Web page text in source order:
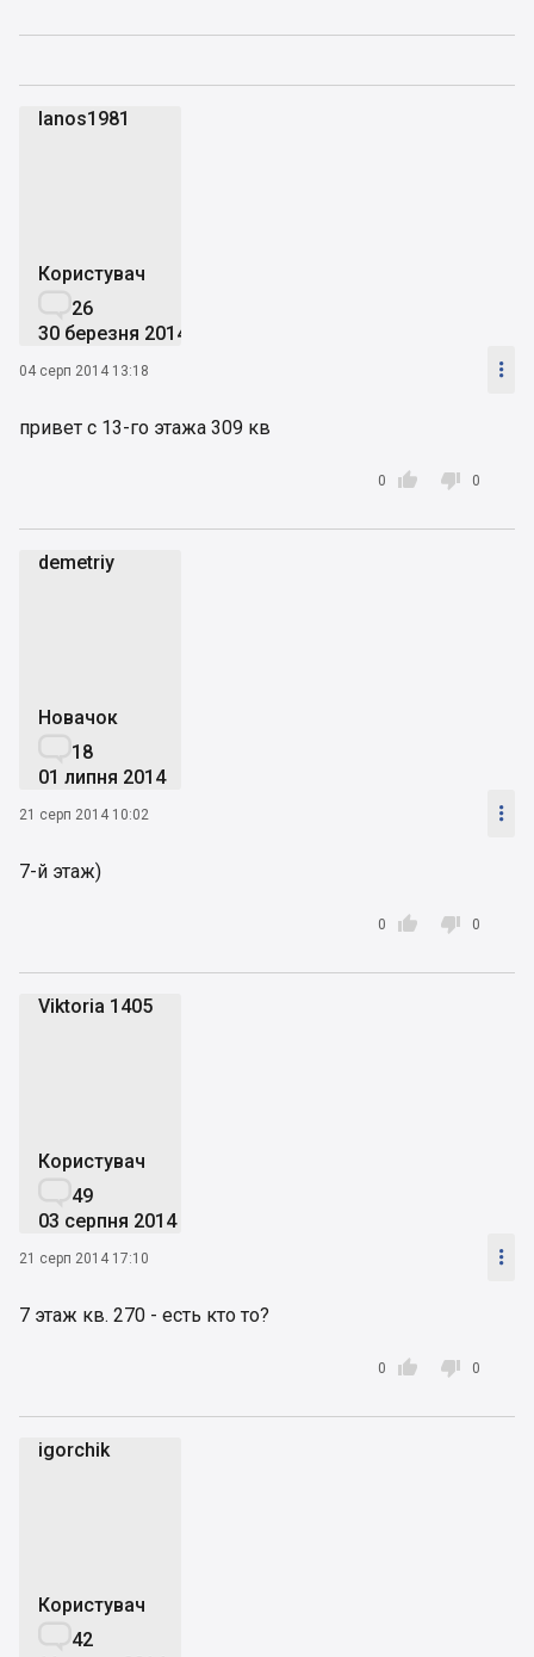
lanos1981
Користувач
26
30 березня 2014
04 серп 2014 13:18 
привет с 13-го этажа 309 кв

0  0
demetriy
Новачок
18
01 липня 2014
21 серп 2014 10:02 
7-й этаж)

0  0
Viktoria 1405
Користувач
49
03 серпня 2014
21 серп 2014 17:10 
7 этаж кв. 270 - есть кто то?

0  0
igorchik
Користувач
42